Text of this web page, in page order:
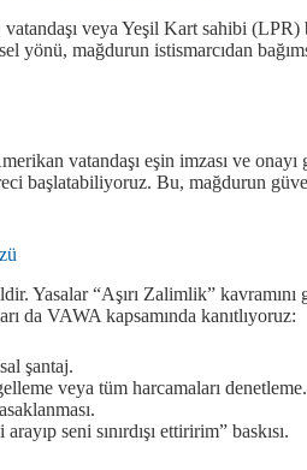
veya Yeşil Kart sahibi (LPR)
mağdurun istismarcıdan
vatandaşı eşin imzası ve
başlatabiliyoruz. Bu, mağdurun
Yasalar “Aşırı Zalimlik” kavramını
da VAWA kapsamında kanıtlıyoruz:
şantaj.
veya tüm harcamaları denetleme.
seni sınırdışı ettiririm” baskısı.